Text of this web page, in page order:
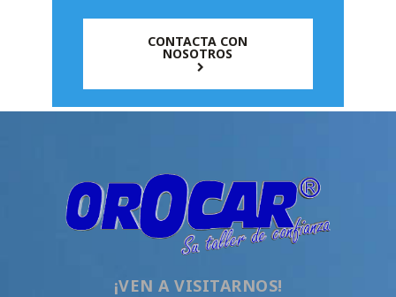
CONTACTA CON
NOSOTROS
¡VEN A VISITARNOS!